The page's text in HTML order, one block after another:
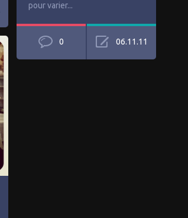
pour varier...
0 06.11.11